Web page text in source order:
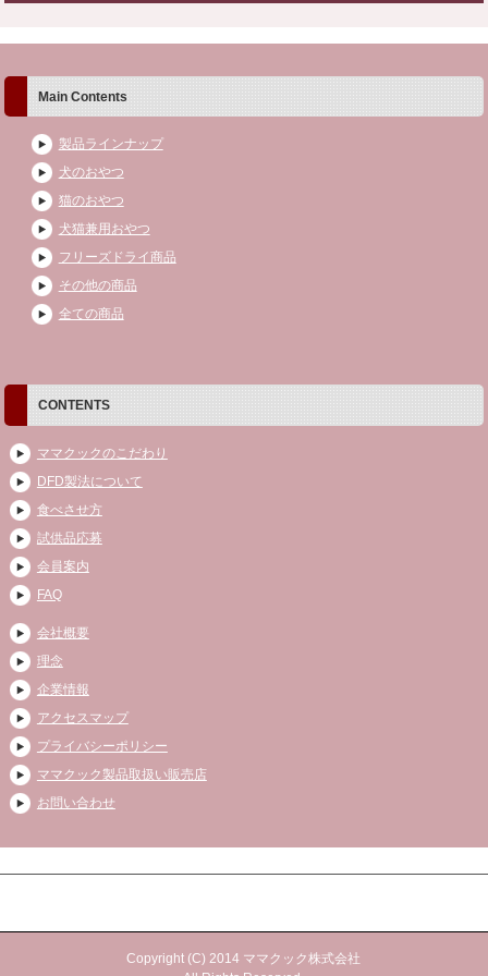
Main Contents
製品ラインナップ
犬のおやつ
猫のおやつ
犬猫兼用おやつ
フリーズドライ商品
その他の商品
全ての商品
CONTENTS
ママクックのこだわり
DFD製法について
食べさせ方
試供品応募
会員案内
FAQ
会社概要
理念
企業情報
アクセスマップ
プライバシーポリシー
ママクック製品取扱い販売店
お問い合わせ
Copyright (C) 2014 ママクック株式会社